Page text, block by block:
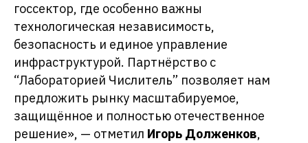
госcектор, где особенно важны
технологическая независимость,
безопасность и единое управление
инфраструктурой. Партнёрство с
“Лабораторией Числитель” позволяет нам
предложить рынку масштабируемое,
защищённое и полностью отечественное
решение», — отметил Игорь Долженков,